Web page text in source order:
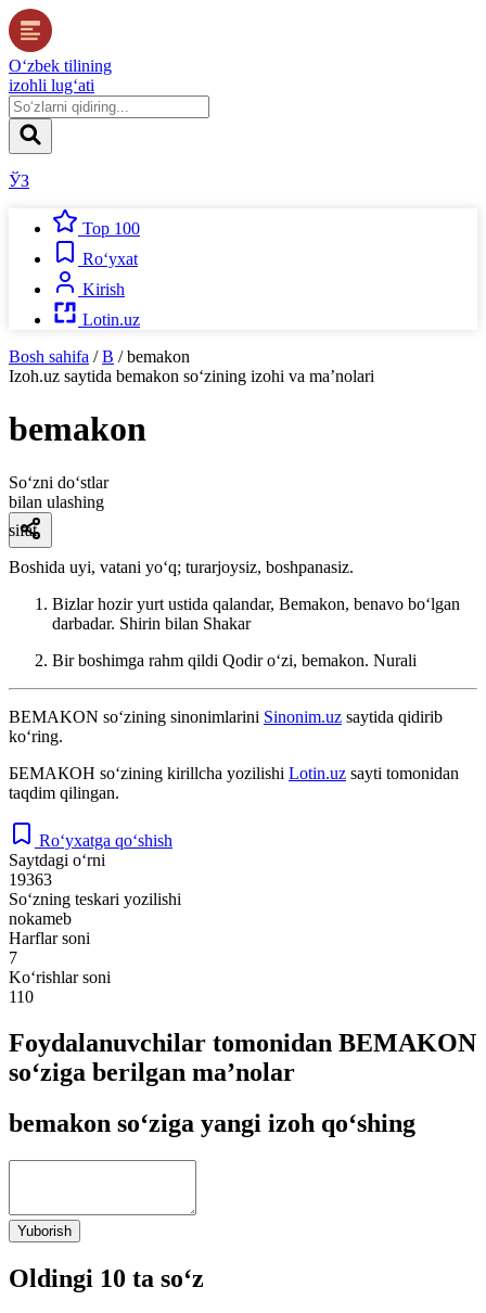
O‘zbek tilining
izohli lug‘ati
ЎЗ
Top 100
Ro‘yxat
Kirish
Lotin.uz
Bosh sahifa / B / bemakon
Izoh.uz saytida bemakon so‘zining izohi va ma’nolari
bemakon
So‘zni do‘stlar
bilan ulashing
sifat
Boshida uyi, vatani yoʻq; turarjoysiz, boshpanasiz.
Bizlar hozir yurt ustida qalandar, Bemakon, benavo boʻlgan
darbadar. Shirin bilan Shakar
Bir boshimga rahm qildi Qodir oʻzi, bemakon. Nurali
BEMAKON so‘zining sinonimlarini Sinonim.uz saytida qidirib
ko‘ring.
БЕМАКОН so‘zining kirillcha yozilishi Lotin.uz sayti tomonidan
taqdim qilingan.
Ro‘yxatga qo‘shish
Saytdagi o‘rni
19363
So‘zning teskari yozilishi
nokameb
Harflar soni
7
Ko‘rishlar soni
110
Foydalanuvchilar tomonidan BEMAKON
so‘ziga berilgan ma’nolar
bemakon so‘ziga yangi izoh qo‘shing
Yuborish
Oldingi 10 ta so‘z